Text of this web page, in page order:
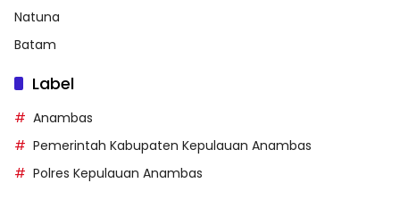
Natuna
Batam
Label
Anambas
Pemerintah Kabupaten Kepulauan Anambas
Polres Kepulauan Anambas